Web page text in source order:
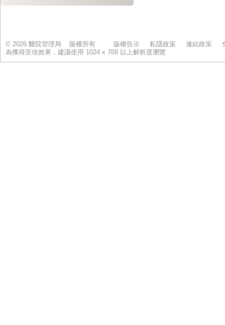
© 2026 醫院管理局 版權所有 版權告示 私隱政策 連結政策
為獲得至佳效果，建議使用 1024 x 768 以上解析度瀏覽